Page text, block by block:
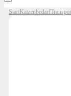
StartKatzenbedarf